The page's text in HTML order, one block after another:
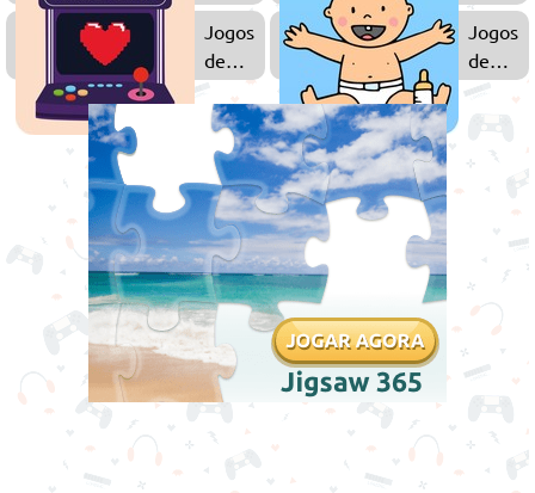
Fadas
Jogos
de
Amor
Jogos
de
Bebê